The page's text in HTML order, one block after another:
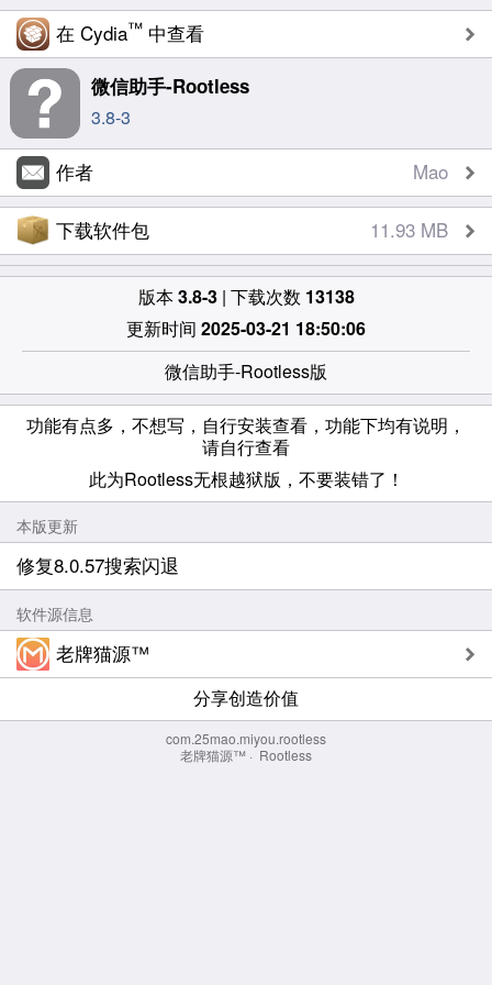
在 Cydia™ 中查看
微信助手-Rootless
3.8-3
作者 Mao
下载软件包 11.93 MB
版本3.8-3| 下载次数 13138
更新时间 2025-03-21 18:50:06
微信助手-Rootless版
功能有点多，不想写，自行安装查看，功能下均有说明，
请自行查看
此为Rootless无根越狱版，不要装错了！
本版更新
修复8.0.57搜索闪退
软件源信息
老牌猫源™
分享创造价值
com.25mao.miyou.rootless
老牌猫源™ · Rootless